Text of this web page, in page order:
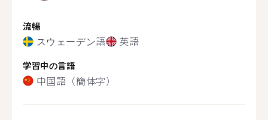
流暢
スウェーデン語 英語
学習中の言語
中国語（簡体字）